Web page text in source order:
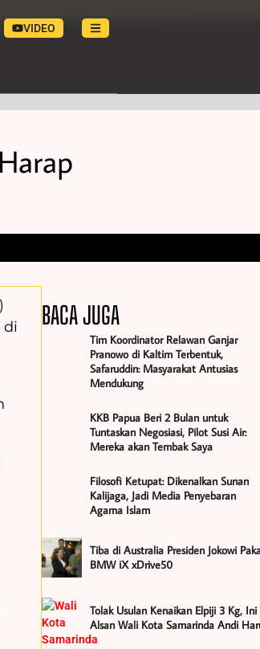
VIDEO
di
BACA JUGA
Tim Koordinator Relawan Ganjar
Pranowo di Kaltim Terbentuk,
Safaruddin: Masyarakat Antusias
Mendukung
KKB Papua Beri 2 Bulan untuk
Tuntaskan Negosiasi, Pilot Susi Air:
Mereka akan Tembak Saya
Filosofi Ketupat: Dikenalkan Sunan
Kalijaga, Jadi Media Penyebaran
Agama Islam
Tiba di Australia Presiden Jokowi
BMW iX xDrive50
Tolak Usulan Kenaikan Elpiji 3 Kg, Ini
Alsan Wali Kota Samarinda Andi